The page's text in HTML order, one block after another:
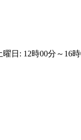
日: 12時00分～16